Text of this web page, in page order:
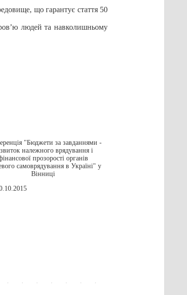
що гарантує стаття 50
людей та навколишньому
"Бюджети за завданнями -
належного врядування і
прозорості органів
самоврядування в Україні" у
Вінниці